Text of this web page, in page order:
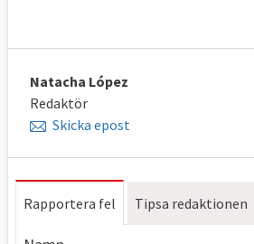
Natacha López
Redaktör
Skicka epost
Rapportera fel Tipsa redaktionen